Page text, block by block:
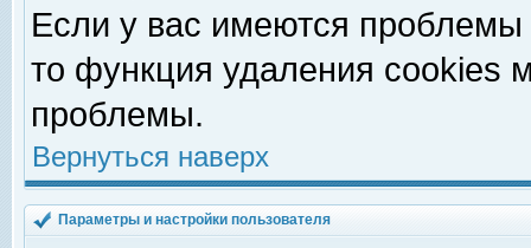
Если у вас имеются
то функция удаления cookies
проблемы.
Вернуться наверх
Параметры и настройки пользователя